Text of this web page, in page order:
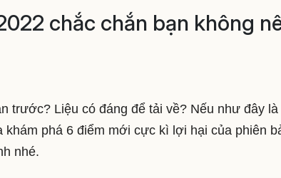
chắc chắn bạn không
trước? Liệu có đáng để tải về? Nếu như đây là
khám phá 6 điểm mới cực kì lợi hại của phiên
nhé.